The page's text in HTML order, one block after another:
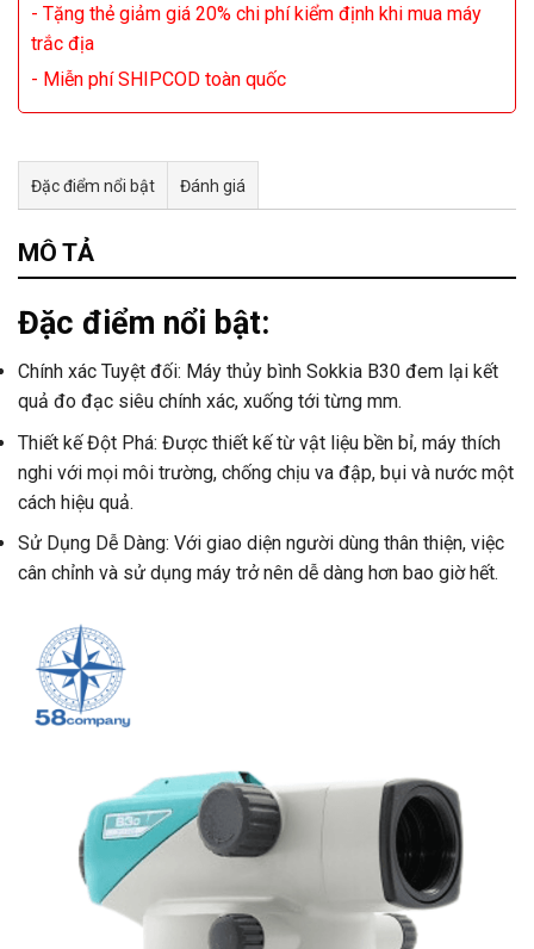
- Tặng thẻ giảm giá 20% chi phí kiểm định khi mua máy
trắc địa
- Miễn phí SHIPCOD toàn quốc
Đặc điểm nổi bật Đánh giá
Tư vấn & bán hàng qua Facebook
MÔ TẢ
Đặc điểm nổi bật:
Chính xác Tuyệt đối: Máy thủy bình Sokkia B30 đem lại kết
quả đo đạc siêu chính xác, xuống tới từng mm.
Thiết kế Đột Phá: Được thiết kế từ vật liệu bền bỉ, máy thích
nghi với mọi môi trường, chống chịu va đập, bụi và nước một
cách hiệu quả.
Sử Dụng Dễ Dàng: Với giao diện người dùng thân thiện, việc
cân chỉnh và sử dụng máy trở nên dễ dàng hơn bao giờ hết.